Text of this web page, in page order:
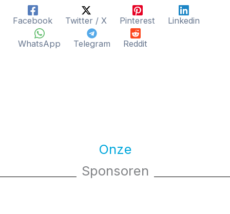
Facebook Twitter / X Pinterest Linkedin
WhatsApp Telegram Reddit
Onze
Sponsoren